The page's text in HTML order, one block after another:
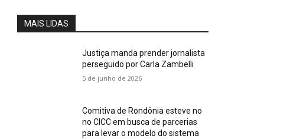
MAIS LIDAS
Justiça manda prender jornalista
perseguido por Carla Zambelli
5 de junho de 2026
Comitiva de Rondônia esteve no
no CICC em busca de parcerias
para levar o modelo do sistema